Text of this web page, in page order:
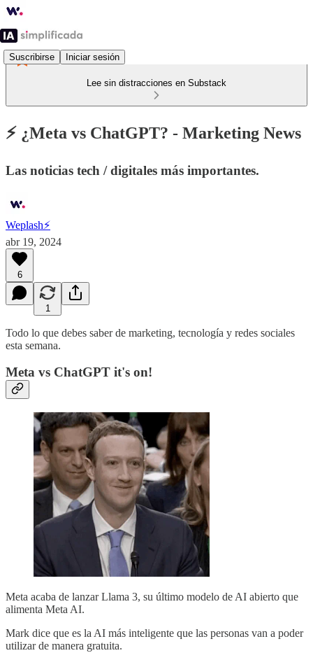
Suscribirse Iniciar sesión
Lee sin distracciones en Substack
⚡ ¿Meta vs ChatGPT? - Marketing News
Las noticias tech / digitales más importantes.
Weplash⚡️
abr 19, 2024
6
1
Todo lo que debes saber de marketing, tecnología y redes sociales
esta semana.
Meta vs ChatGPT it's on!
Meta acaba de lanzar Llama 3, su último modelo de AI abierto que
alimenta Meta AI.
Mark dice que es la AI más inteligente que las personas van a poder
utilizar de manera gratuita.